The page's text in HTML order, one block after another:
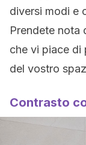
diversi modi e
Prendete nota
che vi piace di
del vostro
Contrasto